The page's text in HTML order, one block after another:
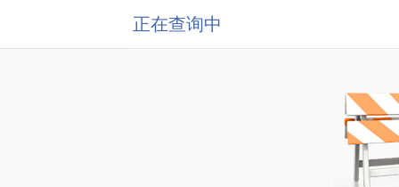
正在查询中